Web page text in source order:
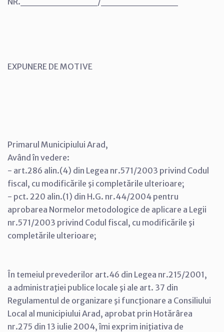
EXPUNERE DE MOTIVE
Primarul Municipiului Arad,
Având în vedere:
- art.286 alin.(4) din Legea nr.571/2003 privind Codul
fiscal, cu modificările şi completările ulterioare;
- pct. 220 alin.(1) din H.G. nr.44/2004 pentru
aprobarea Normelor metodologice de aplicare a Legii
nr.571/2003 privind Codul fiscal, cu modificările şi
completările ulterioare;
În temeiul prevederilor art.46 din Legea nr.215/2001,
a administraţiei publice locale şi ale art. 37 din
Regulamentul de organizare şi funcţionare a Consiliului
Local al municipiului Arad, aprobat prin Hotărârea
nr.275 din 13 iulie 2004, îmi exprim iniţiativa de